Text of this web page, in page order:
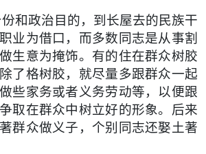
和政治目的，到长屋去的民族干
业为借口，而多数同志是从事割
生意为掩饰。 有的住在群众树胶
了格树胶，就尽量多跟群众一起
些家务或者义务劳动等，以便跟
取在群众中树立好的形象。后来
群众做义子，个别同志还娶土著